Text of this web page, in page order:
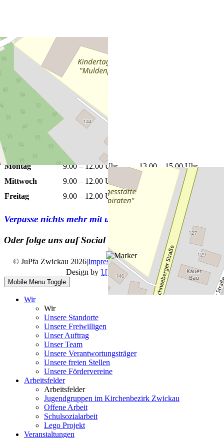
+−
Leaflet
© OpenStreetMap
Öffnungszeiten
Montag 9.00 – 12.00 Uhr
13.00 – 15.00 Uhr
Mittwoch
9.00 – 12.00 Uhr
13.00 – 15.00 Uhr
Freitag
9.00 – 12.00 Uhr
Verpasse nichts mehr mit unserem
Newsletter
Oder folge uns auf Social Media
© JuPfa Zwickau 2026|Impressum|Datenschutz|
Design by ].[ mediengestalter
Mobile Menu Toggle
Wir
Wir
Unsere Standorte
Unsere Freiwilligen
Unser Auftrag
Unser Team
Unsere Verantwortungsträger
Unsere freien Stellen
Unsere Fördervereine
Arbeitsfelder
Arbeitsfelder
Jugendgruppen im Kirchenbezirk Zwickau
Offene Arbeit
Schulsozialarbeit
Lego Projekt
Veranstaltungen